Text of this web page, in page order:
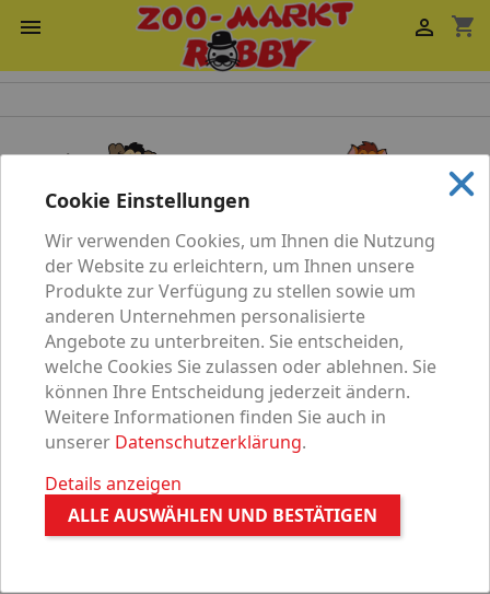
 shopping_cart

Hund Katze
Vögel Nagetier
Cookie Einstellungen
Wir verwenden Cookies, um Ihnen die Nutzung
der Website zu erleichtern, um Ihnen unsere
Produkte zur Verfügung zu stellen sowie um
anderen Unternehmen personalisierte
Angebote zu unterbreiten. Sie entscheiden,
welche Cookies Sie zulassen oder ablehnen. Sie
können Ihre Entscheidung jederzeit ändern.
Weitere Informationen finden Sie auch in
unserer Datenschutzerklärung.
Details anzeigen
ALLE AUSWÄHLEN UND BESTÄTIGEN